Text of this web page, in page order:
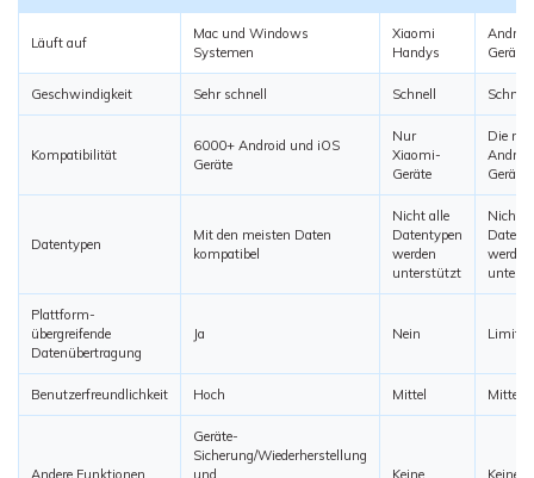
Läuft auf
Mac und Windows
Systemen
Xiaomi
Handys
Geräten
Geschwindigkeit Sehr schnell Schnell Schnell
Kompatibilität
6000+ Android und iOS
Geräte
Nur
Xiaomi-
Geräte
Die
Geräte
Datentypen
Mit den meisten Daten
kompatibel
Nicht alle
Datentypen
werden
unterstützt
Nicht
werden
Plattform-
übergreifende
Datenübertragung
Ja Nein
Benutzerfreundlichkeit Hoch Mittel Mittel
Andere Funktionen
Geräte-
Sicherung/Wiederherstellung
und
Keine Keine